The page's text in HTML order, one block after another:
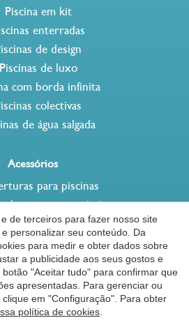
Piscina em kit
enterradas
de design
Piscinas de luxo
com borda infinita
colectivas
de água salgada
Acessórios
para piscinas
para piscinas
proteção para piscinas
de piscina
piscinas
contra-corrente
solar desjoyaux
coloridos piscina
de terceiros para fazer nosso site
personalizar seu conteúdo. Da
para medir e obter dados sobre
a publicidade aos seus gostos e
"Aceitar tudo" para confirmar que
apresentadas. Para gerenciar ou
em "Configuração". Para obter
política de cookies
Aceitar tudo